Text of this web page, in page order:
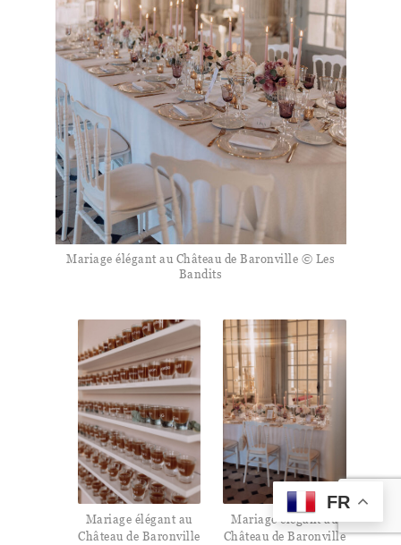
Mariage élégant au Château de Baronville © Les
Bandits
Mariage élégant au
Château de Baronville
Mariage élégant au
Château de Baronville
FR